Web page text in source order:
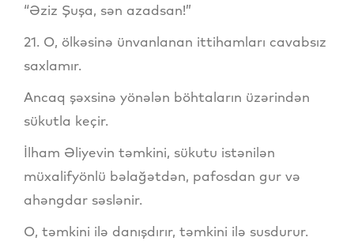
“Əziz Şuşa, sən azadsan!”
21. O, ölkəsinə ünvanlanan ittihamları cavabsız
saxlamır.
Ancaq şəxsinə yönələn böhtaların üzərindən
sükutla keçir.
İlham Əliyevin təmkini, sükutu istənilən
müxalifyönlü bəlağətdən, pafosdan gur və
ahəngdar səslənir.
O, təmkini ilə danışdırır, təmkini ilə susdurur.